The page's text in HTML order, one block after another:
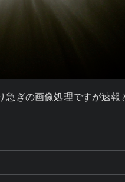
ぎの画像処理ですが速